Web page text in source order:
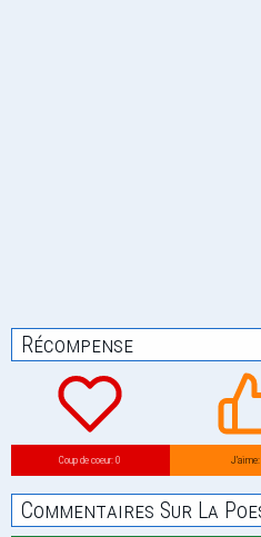
Récompense
Coup de coeur: 0 J’aime:
Commentaires Sur La